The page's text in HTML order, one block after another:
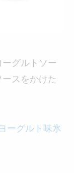
グルトソー
スをかけた
ーグルト味氷